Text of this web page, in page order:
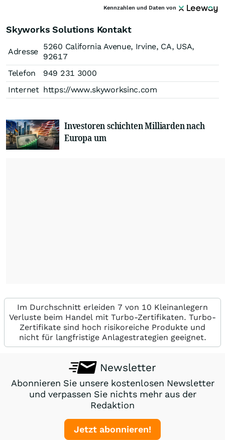
Kennzahlen und Daten von
Skyworks Solutions Kontakt
Adresse
5260 California Avenue, Irvine, CA, USA,
92617
Telefon
949 231 3000
Internet https://www.skyworksinc.com
Investoren schichten Milliarden nach
Europa um
Im Durchschnitt erleiden 7 von 10 Kleinanlegern
Verluste beim Handel mit Turbo-Zertifikaten. Turbo-
Zertifikate sind hoch risikoreiche Produkte und
nicht für langfristige Anlagestrategien geeignet.
Newsletter
Abonnieren Sie unsere kostenlosen Newsletter
und verpassen Sie nichts mehr aus der
Redaktion
Jetzt abonnieren!